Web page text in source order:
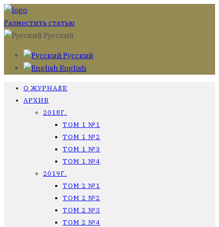
Разместить статью
Русский
Русский
English
О ЖУРНАЛЕ
АРХИВ
2018Г.
ТОМ 1 №1
ТОМ 1 №2
ТОМ 1 №3
ТОМ 1 №4
2019Г.
ТОМ 2 №1
ТОМ 2 №2
ТОМ 2 №3
ТОМ 2 №4